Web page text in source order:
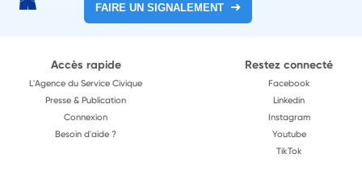
FAIRE UN SIGNALEMENT
Accès rapide
L'Agence du Service Civique
Presse & Publication
Connexion
Besoin d'aide ?
Restez connecté
Facebook
Linkedin
Instagram
Youtube
TikTok